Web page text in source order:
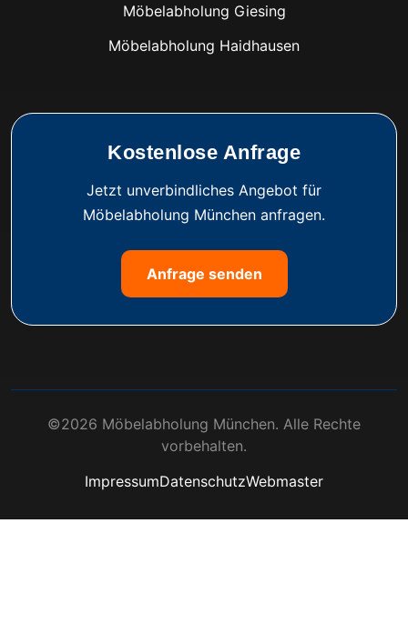
Möbelabholung Giesing
Möbelabholung Haidhausen
Kostenlose Anfrage
Jetzt unverbindliches Angebot für
Möbelabholung München anfragen.
Anfrage senden
©2026 Möbelabholung München. Alle Rechte
vorbehalten.
ImpressumDatenschutzWebmaster